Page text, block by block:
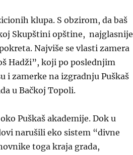
klupa. S obzirom, da baš
Skupštini opštine, najglasnije
Najviše se vlasti zamera
Hadži”, koji po poslednjim
i zamerke na izgradnju Puškaš
u Bačkoj Topoli.
Puškaš akademije. Dok u
narušili eko sistem “divne
toga kraja grada,